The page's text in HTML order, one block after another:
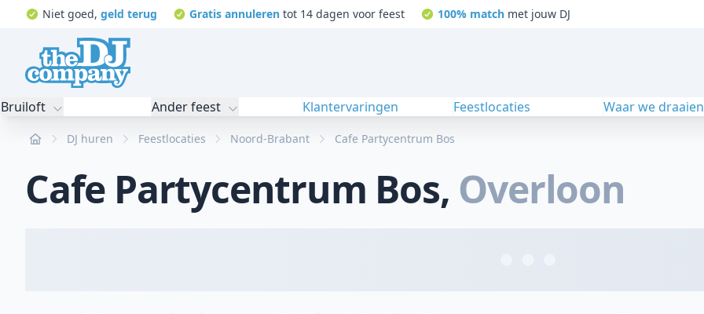
Niet goed, geld terug Gratis annuleren tot 14 dagen voor feest 100% matchmet jouw DJ
Bruiloft Ander feest Klantervaringen Feestlocaties Waar we draaien
Home DJ huren Feestlocaties Noord-Brabant Cafe Partycentrum Bos
Cafe Partycentrum Bos, Overloon